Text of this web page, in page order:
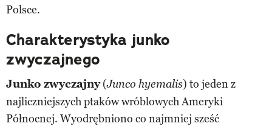
Polsce.
Charakterystyka junko
zwyczajnego
Junko zwyczajny(Junco hyemalis) to jeden z
najliczniejszych ptaków wróblowych Ameryki
Północnej. Wyodrębniono co najmniej sześć